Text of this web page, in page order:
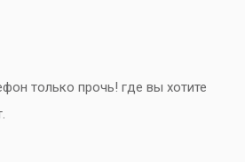
только прочь! где вы хотите